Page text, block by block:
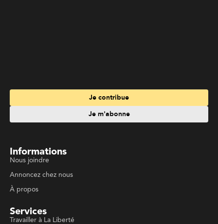
Informations
Services
Travailler à La Liberté
Emplois en français